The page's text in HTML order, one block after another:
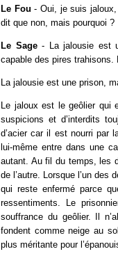
Le Fou - Oui, je suis
dit que non, mais pourquoi ?
Le Sage- La jalousie est
capable des pires trahisons.
La jalousie est une prison,
Le jaloux est le geôlier qui
suspicions et d’interdits
d’acier car il est nourri par
lui-même entre dans une
autant. Au fil du temps, les
de l’autre. Lorsque l’un des
qui reste enfermé parce
ressentiments. Le
souffrance du geôlier. Il
fondent comme neige au
plus méritante pour